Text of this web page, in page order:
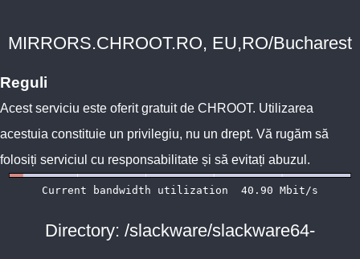
MIRRORS.CHROOT.RO, EU,RO/Bucharest
Reguli
Acest serviciu este oferit gratuit de CHROOT. Utilizarea
acestuia constituie un privilegiu, nu un drept. Vă rugăm să
folosiți serviciul cu responsabilitate și să evitați abuzul.
Directory: /slackware/slackware64-